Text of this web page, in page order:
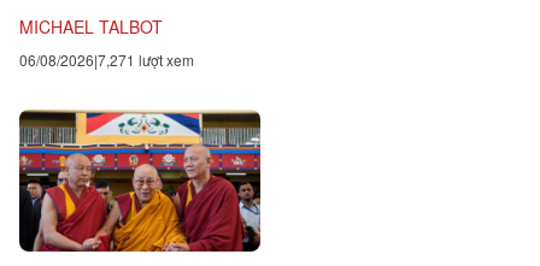
chúng ta tưởng. Một câu
chuyện khoa học đang xuất
thấy toàn bộ vật chất tồn tại
trong một mạng nhằng nhịt các
kết nối. Khía cạnh quan trọng
nhất của sự sống không còn là
vật nữa, mà là mối liên hệ giữa
các vật.
MICHAEL TALBOT
06/08/2026 7,271 lượt xem